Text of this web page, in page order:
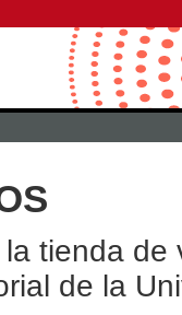
tienda
de la